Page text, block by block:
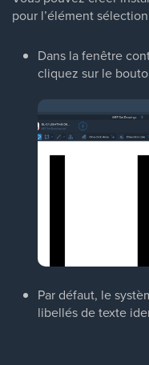
pour l’élément
Dans la fenêtre
cliquez sur le
Par défaut, le
libellés de texte